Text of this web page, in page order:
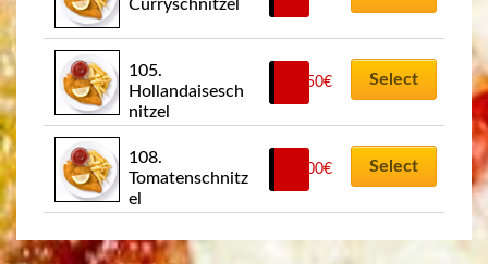
Curryschnitzel
105.
Hollandaisesch
nitzel
13,50€ Select
108.
Tomatenschnitz
el
10,00€ Select